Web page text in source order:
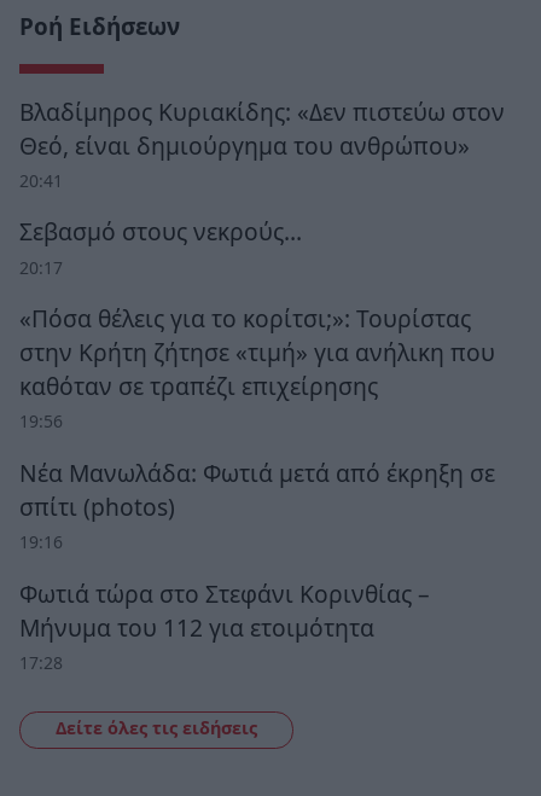
Ροή Ειδήσεων
Βλαδίμηρος Κυριακίδης: «Δεν πιστεύω στον
Θεό, είναι δημιούργημα του ανθρώπου»
20:41
Σεβασμό στους νεκρούς…
20:17
«Πόσα θέλεις για το κορίτσι;»: Τουρίστας
στην Κρήτη ζήτησε «τιμή» για ανήλικη που
καθόταν σε τραπέζι επιχείρησης
19:56
Νέα Μανωλάδα: Φωτιά μετά από έκρηξη σε
σπίτι (photos)
19:16
Φωτιά τώρα στο Στεφάνι Κορινθίας –
Μήνυμα του 112 για ετοιμότητα
17:28
Δείτε όλες τις ειδήσεις